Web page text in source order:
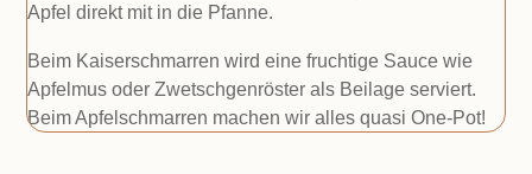
Apfel direkt mit in die Pfanne.
Beim Kaiserschmarren wird eine fruchtige Sauce wie
Apfelmus oder Zwetschgenröster als Beilage serviert.
Beim Apfelschmarren machen wir alles quasi One-Pot!